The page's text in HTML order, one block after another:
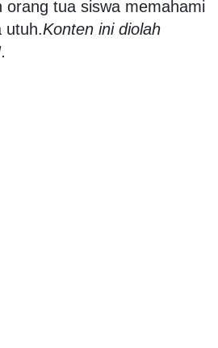
orang tua siswa memahami
utuh.Konten ini diolah